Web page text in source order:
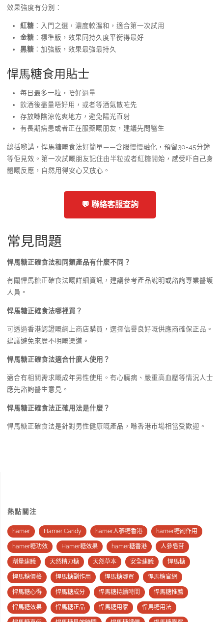
效果強度有分別：
紅糖：入門之選，濃度較溫和，適合第一次試用
金糖：標準版，效果同持久度平衡得最好
黑糖：加強版，效果最強最持久
悍馬糖食用貼士
每日最多一粒，唔好過量
飲酒後盡量唔好用，或者等酒氣散咗先
存放喺陰涼乾爽地方，避免陽光直射
有長期病患或者正在服藥嘅朋友，建議先問醫生
總括嚟講，悍馬糖嘅食法好簡單——含服慢慢融化，預留30-45分鐘
等佢見效。第一次試嘅朋友記住由半粒或者紅糖開始，感受吓自己身
體嘅反應，自然用得安心又放心。
💬 聯絡客服查詢
常見問題
悍馬糖正確食法和同類產品有什麼不同？
有關悍馬糖正確食法嘅詳細資訊，建議參考產品說明或諮詢專業醫護
人員。
悍馬糖正確食法哪裡買？
可透過香港認證嘅網上商店購買，選擇信譽良好嘅供應商確保正品。
建議避免來歷不明嘅渠道。
悍馬糖正確食法適合什麼人使用？
適合有相關需求嘅成年男性使用。有心臟病、嚴重高血壓等情況人士
應先諮詢醫生意見。
悍馬糖正確食法正確用法是什麼？
悍馬糖正確食法是針對男性健康嘅產品，喺香港市場相當受歡迎。
熱點關注
hamer Hamer Candy hamer人蔘糖香港 hamer糖副作用
hamer糖功效 Hamer糖效果 hamer糖香港 人參皂苷
劑量建議 天然精力糖 天然草本 安全建議 悍馬糖
悍馬糖價格 悍馬糖副作用 悍馬糖哪買 悍馬糖官網
悍馬糖心得 悍馬糖成分 悍馬糖持續時間 悍馬糖推薦
悍馬糖效果 悍馬糖正品 悍馬糖用家 悍馬糖用法